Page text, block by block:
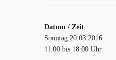
Datum / Zeit
Sonntag 20.03.2016
11:00 bis 18:00 Uhr